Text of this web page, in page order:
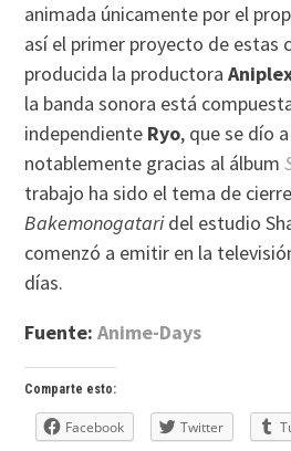
animada únicamente por el
así el primer proyecto de estas
producida la productora
la banda sonora está
independiente Ryo, que se dío
notablemente gracias al álbum
trabajo ha sido el tema de
Bakemonogataridel estudio
comenzó a emitir en la
días.
Fuente:Anime-Days
Comparte esto:
Facebook Twitter